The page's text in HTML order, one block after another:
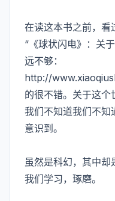
在读这本书之前，看
“《球状闪电》：关
远不够：
http://
的很不错。关于这个
我们不知道我们不知
意识到。
虽然是科幻，其中
我们学习，琢磨。